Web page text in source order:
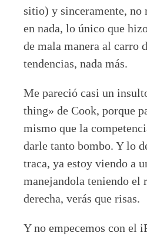
sitio) y sinceramente, no
en nada, lo único que
de mala manera al carro
tendencias, nada más.
Me pareció casi un
thing» de Cook, porque
mismo que la
darle tanto bombo. Y lo
traca, ya estoy viendo a
manejandola teniendo el
derecha, verás que risas.
Y no empecemos con el